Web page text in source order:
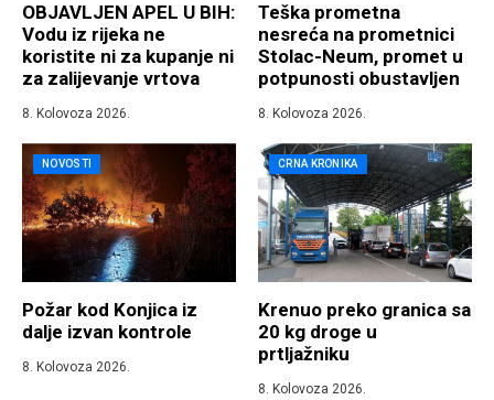
OBJAVLJEN APEL U BIH:
Vodu iz rijeka ne
koristite ni za kupanje ni
za zalijevanje vrtova
8. Kolovoza 2026.
Teška prometna
nesreća na prometnici
Stolac-Neum, promet u
potpunosti obustavljen
8. Kolovoza 2026.
NOVOSTI
Požar kod Konjica iz
dalje izvan kontrole
8. Kolovoza 2026.
CRNA KRONIKA
Krenuo preko granica sa
20 kg droge u
prtljažniku
8. Kolovoza 2026.